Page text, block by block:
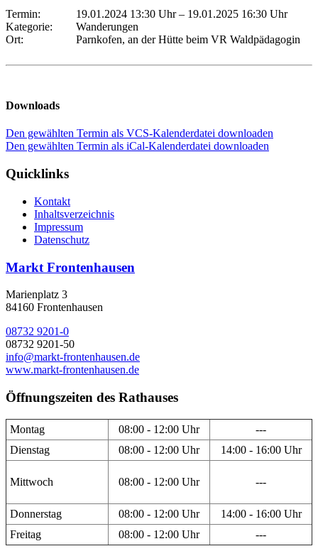
Termin:
19.01.2024 13:30 Uhr– 19.01.2025 16:30 Uhr
Kategorie:
Wanderungen
Ort:
Parnkofen, an der Hütte beim VR Waldpädagogin
Downloads
Den gewählten Termin als VCS-Kalenderdatei downloaden
Den gewählten Termin als iCal-Kalenderdatei downloaden
Quicklinks
Kontakt
Inhaltsverzeichnis
Impressum
Datenschutz
Markt Frontenhausen
Marienplatz 3
84160 Frontenhausen
08732 9201-0
08732 9201-50
info@markt-frontenhausen.de
www.markt-frontenhausen.de
Öffnungszeiten des Rathauses
Montag 08:00 - 12:00 Uhr
---
Dienstag
08:00 - 12:00 Uhr 14:00 - 16:00 Uhr
Mittwoch 08:00 - 12:00 Uhr ---
Donnerstag 08:00 - 12:00 Uhr
14:00 - 16:00 Uhr
Freitag
08:00 - 12:00 Uhr ---